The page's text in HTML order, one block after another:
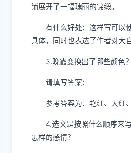
铺展开了一幅瑰丽的锦缎。
有什么好处：这样写可以
具体，同时也表达了作者对大
3.晚霞变换出了哪些颜色？
请填写答案：
参考答案为：艳红、大红
4.选文是按照什么顺序来
怎样的感情？